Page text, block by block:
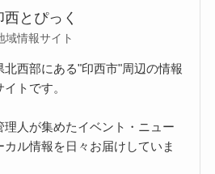
西とぴっく
域情報サイト
西部にある"印西市"周辺の情報
トです。
人が集めたイベント・ニュー
ル情報を日々お届けしていま